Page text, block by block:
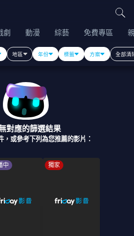
劇 動漫 綜藝 免費專區
地區 年份 標籤 方案 全部清
對應的篩選結果
，或參考下列為您推薦的影片：
中 獨家